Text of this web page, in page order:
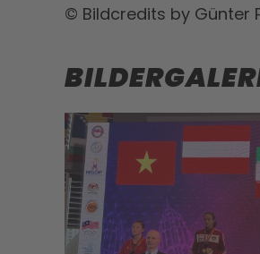
© Bildcredits by Günter